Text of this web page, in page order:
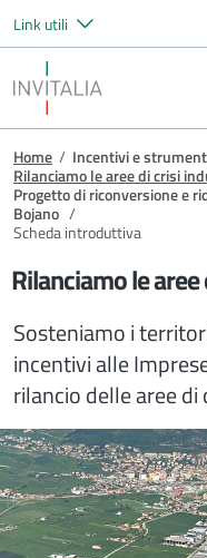
Salta al contenuto
Link utili
Invitalia
Briciole di pane
Home / Incentivi e
Rilanciamo le aree di crisi
Progetto di riconversione e
Bojano /
Scheda introduttiva
Rilanciamo le
Sosteniamo i
incentivi alle
rilancio delle aree